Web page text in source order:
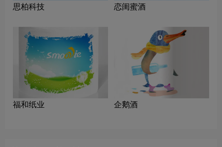
思柏科技 恋闺蜜酒
福和纸业 企鹅酒